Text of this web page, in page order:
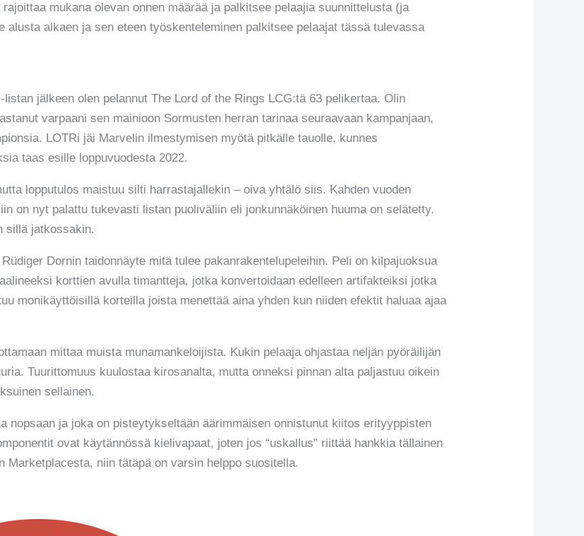
mukana olevan onnen määrää ja palkitsee pelaajia suunnittelusta (ja
alusta alkaen ja sen eteen työskenteleminen palkitsee pelaajat tässä tulevassa
jälkeen olen pelannut The Lord of the Rings LCG:tä 63 pelikertaa. Olin
varpaani sen mainioon Sormusten herran tarinaa seuraavaan kampanjaan,
LOTRi jäi Marvelin ilmestymisen myötä pitkälle tauolle, kunnes
taas esille loppuvuodesta 2022.
lopputulos maistuu silti harrastajallekin – oiva yhtälö siis. Kahden vuoden
on nyt palattu tukevasti listan puoliväliin eli jonkunnäköinen huuma on selätetty.
sillä jatkossakin.
Dornin taidonnäyte mitä tulee pakanrakentelupeleihin. Peli on kilpajuoksua
korttien avulla timantteja, jotka konvertoidaan edelleen artifakteiksi jotka
monikäyttöisillä korteilla joista menettää aina yhden kun niiden efektit haluaa ajaa
mittaa muista munamankeloijista. Kukin pelaaja ohjastaa neljän pyöräilijän
Tuurittomuus kuulostaa kirosanalta, mutta onneksi pinnan alta paljastuu oikein
sellainen.
nopsaan ja joka on pisteytykseltään äärimmäisen onnistunut kiitos erityyppisten
ovat käytännössä kielivapaat, joten jos “uskallus” riittää hankkia tällainen
niin tätäpä on varsin helppo suositella.